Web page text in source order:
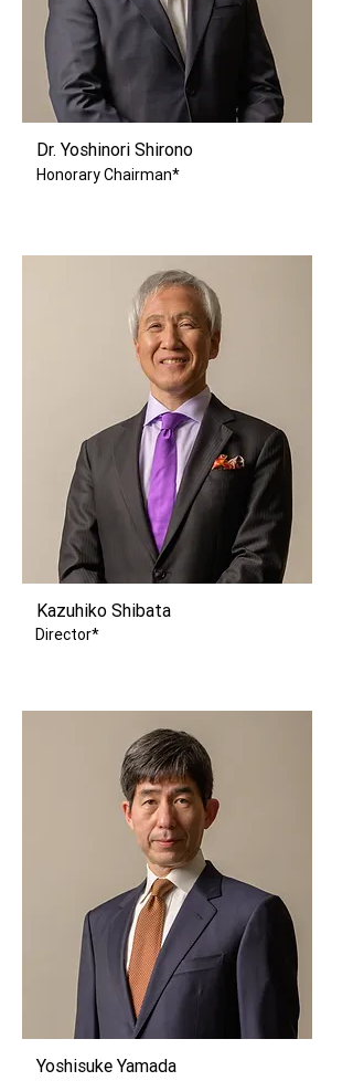
Dr. Yoshinori Shirono
Honorary Chairman*
Kazuhiko Shibata
Director*
Yoshisuke Yamada